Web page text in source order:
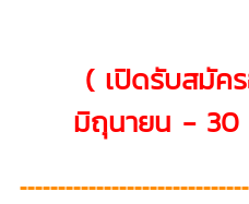
( เปิดรับสมัค
มิถุนายน - 30